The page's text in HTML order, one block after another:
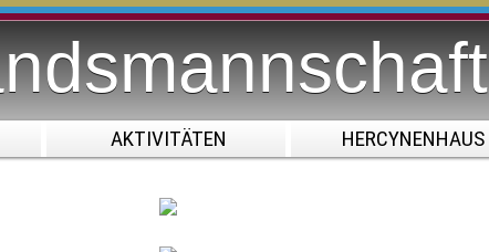
AKTIVITÄTEN HERCYNENHAUS